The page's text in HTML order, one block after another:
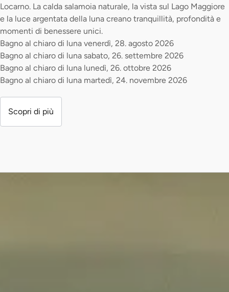
Locarno. La calda salamoia naturale, la vista sul Lago Maggiore
e la luce argentata della luna creano tranquillità, profondità e
momenti di benessere unici.
Bagno al chiaro di luna venerdì, 28. agosto 2026
Bagno al chiaro di luna sabato, 26. settembre 2026
Bagno al chiaro di luna lunedì, 26. ottobre 2026
Bagno al chiaro di luna martedì, 24. novembre 2026
Scopri di più